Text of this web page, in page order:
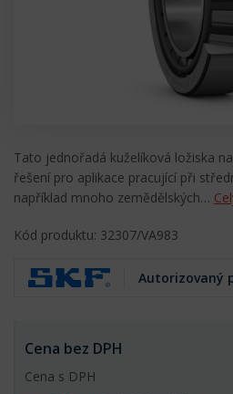
Tato jednořadá kuželíková ložiska
řešení pro aplikace pracující při
například mnoho zemědělských…
Kód produktu: 32307/VA983
Autorizovaný
Cena bez DPH
Cena s DPH